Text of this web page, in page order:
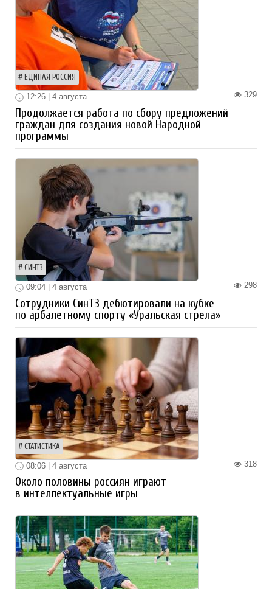
ЕДИНАЯ РОССИЯ
329
12:26 | 4 августа
Продолжается работа по сбору предложений
граждан для создания новой Народной
программы
СИНТЗ
298
09:04 | 4 августа
Сотрудники СинТЗ дебютировали на кубке
по арбалетному спорту «Уральская стрела»
СТАТИСТИКА
318
08:06 | 4 августа
Около половины россиян играют
в интеллектуальные игры